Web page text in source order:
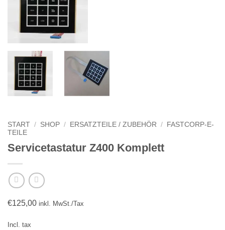
START / SHOP / ERSATZTEILE / ZUBEHÖR /
FASTCORP-E-
TEILE
Servicetastatur Z400 Komplett
€125,00 inkl. MwSt./Tax
Incl. tax